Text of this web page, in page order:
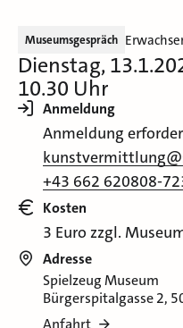
Museumsgespräch
Dienstag,
10.30 Uhr
Anmeldung
Anmeldung
+43 662 620808-
Kosten
3 Euro zzgl.
Adresse
Spielzeug Museum
Bürgerspitalgasse 2,
Anfahrt